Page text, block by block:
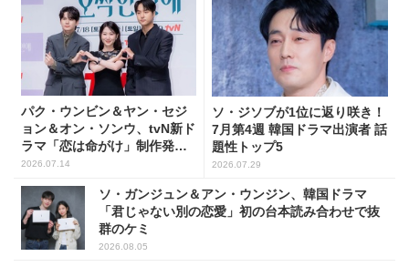
パク・ウンビン＆ヤン・セジ
ョン＆オン・ソンウ、tvN新ド
ラマ「恋は命がけ」制作発表
会に出席！(PHOTO18枚)
2026.07.14
ソ・ジソブが1位に返り咲き！
7月第4週 韓国ドラマ出演者 話
題性トップ5
2026.07.29
ソ・ガンジュン＆アン・ウンジン、韓国ドラマ
「君じゃない別の恋愛」初の台本読み合わせで抜
群のケミ
2026.08.05